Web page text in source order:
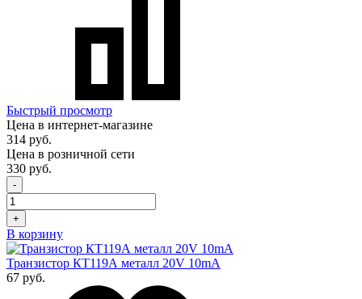
Быстрый просмотр
Цена в интернет-магазине
314 руб.
Цена в розничной сети
330 руб.
-
+
В корзину
Транзистор КТ119А металл 20V 10mA
67 руб.